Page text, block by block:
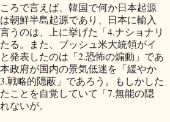
ろで言えば、韓国で何か日本起源
朝鮮半島起源であり、日本に輸入
うのは、上に挙げた「4.ナショナリ
る。また、ブッシュ米大統領がイ
発表したのは「2.恐怖の煽動」であ
政府が国内の景気低迷を「緩やか
戦略的隠蔽」であろう。もしかした
ことを自覚していて「7.無能の隠
ないが。